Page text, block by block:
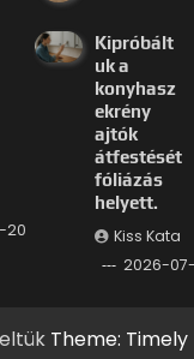
20
Kipróbált
uk a
konyhasz
ekrény
ajtók
átfestését
fóliázás
helyett.
Kiss Kata
2026-
Theme: Timely